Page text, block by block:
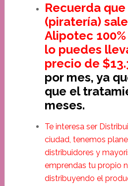
Recuerda
(piratería)
Alipotec
lo puedes
precio de
por mes, ya
que el
meses.
Te interesa ser
ciudad, tenemos
distribuidores y
emprendas tu propio
distribuyendo el